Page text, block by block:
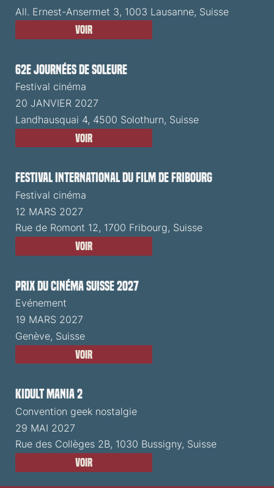
All. Ernest-Ansermet 3, 1003 Lausanne, Suisse
Voir
62e Journées de Soleure
Festival cinéma
20 JANVIER 2027
Landhausquai 4, 4500 Solothurn, Suisse
Voir
Festival International du Film de Fribourg
Festival cinéma
12 MARS 2027
Rue de Romont 12, 1700 Fribourg, Suisse
Voir
Prix du Cinéma Suisse 2027
Evénement
19 MARS 2027
Genève, Suisse
Voir
Kidult Mania 2
Convention geek nostalgie
29 MAI 2027
Rue des Collèges 2B, 1030 Bussigny, Suisse
Voir